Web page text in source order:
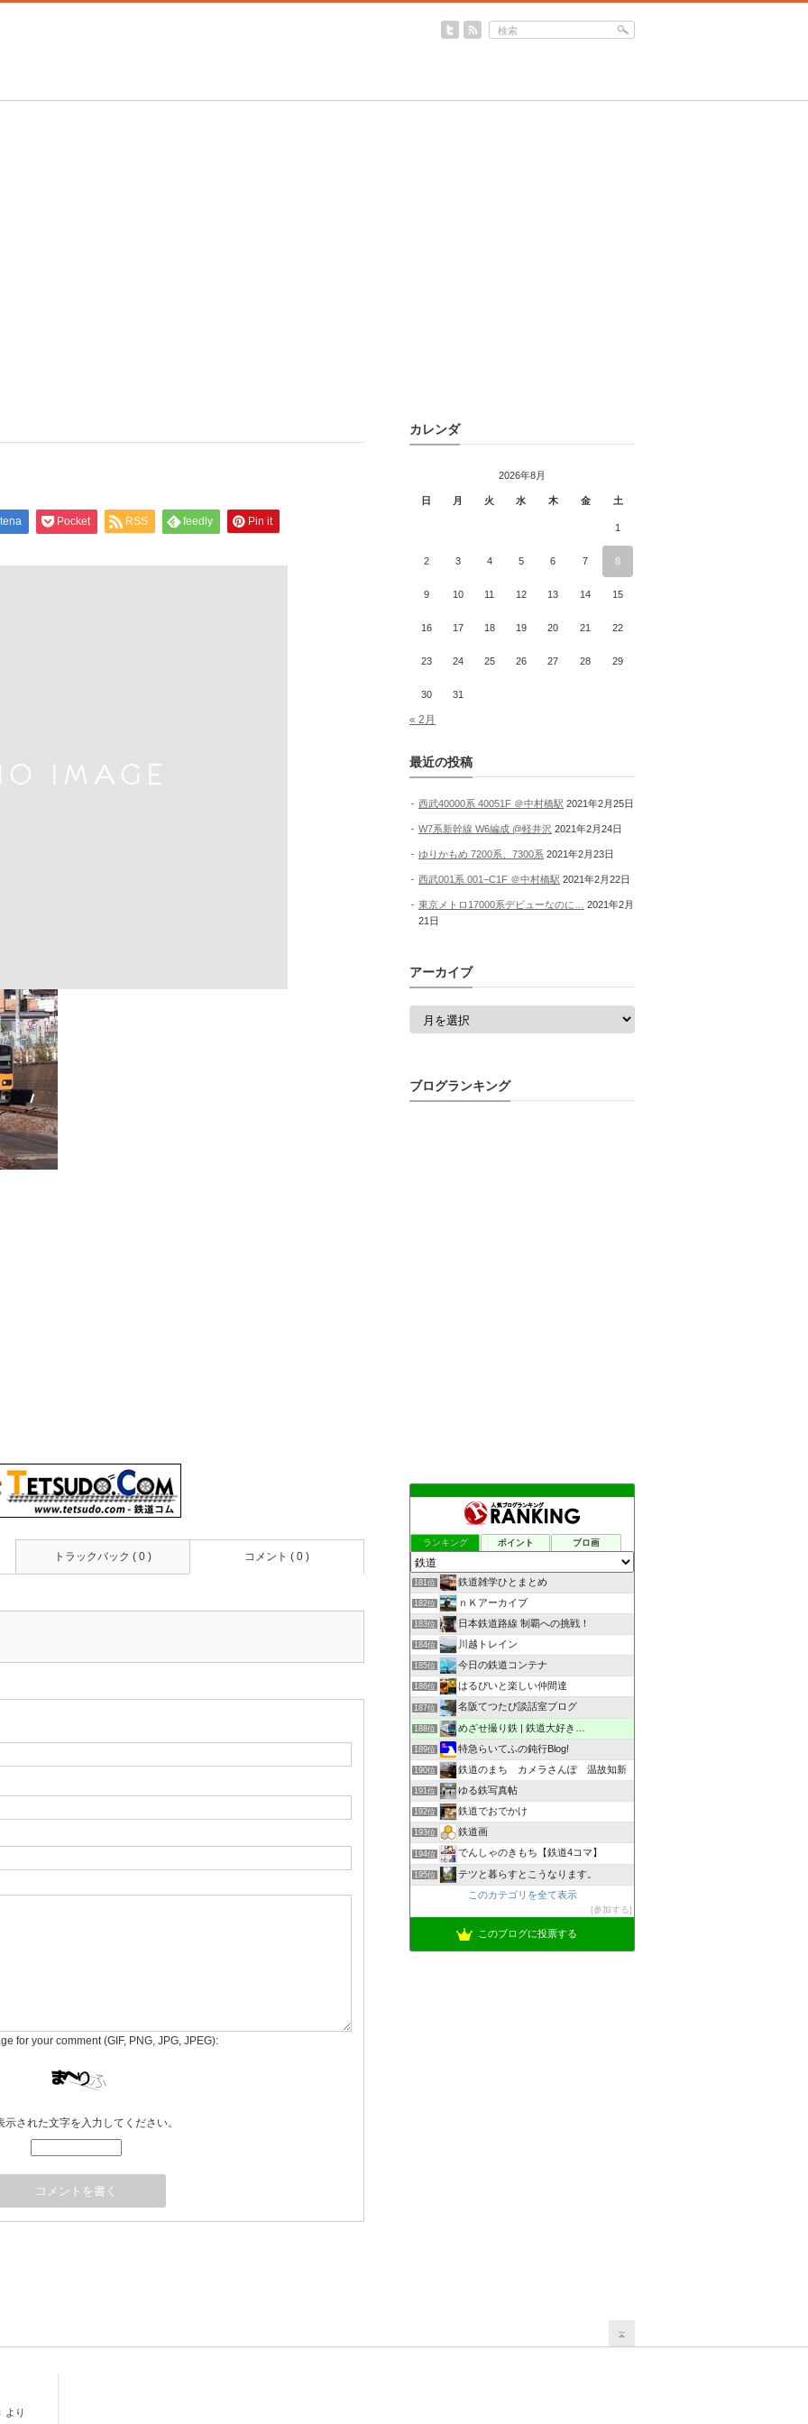
Pocket RSS feedly Pin it
コメント ( 0 )
トラックバック ( 0 )
for your comment (GIF, PNG, JPG, JPEG):
示された文字を入力してください。
カレンダ
2026年8月
日 月 火 水 木 金 土
1
2 3 4 5 6 7 8
9 10 11 12 13 14 15
16 17 18 19 20 21 22
23 24 25 26 27 28 29
30 31
« 2月
最近の投稿
西武40000系 40051F ＠中村橋駅 2021年2月25日
W7系新幹線 W6編成 @軽井沢 2021年2月24日
ゆりかもめ 7200系、7300系 2021年2月23日
西武001系 001−C1F ＠中村橋駅 2021年2月22日
東京メトロ17000系デビューなのに…
2021年2月
21日
アーカイブ
ブログランキング
ランキング ポイント ブロ画
181位 鉄道雑学ひとまとめ
182位 ｎＫアーカイブ
183位 日本鉄道路線 制覇への挑戦！
184位 川越トレイン
185位 今日の鉄道コンテナ
186位 はるぴいと楽しい仲間達
187位 名阪てつたび談話室ブログ
188位 めざせ撮り鉄 | 鉄道大好き…
189位 特急らいてふの鈍行Blog!
190位 鉄道のまち カメラさんぽ 温故知新
191位 ゆる鉄写真帖
192位 鉄道でおでかけ
193位 鉄道画
194位 でんしゃのきもち【鉄道4コマ】
195位
テツと暮らすとこうなります。
このカテゴリを全て表示
参加する
このブログに投票する
より